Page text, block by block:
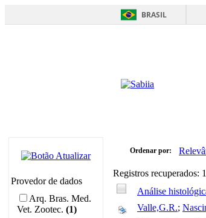
BRASIL
Provedor de dados
Arq. Bras. Med.
Vet. Zootec. (1)
Ordenar por:
Registros recuperados: 1
Análise
Valle,G.R.;